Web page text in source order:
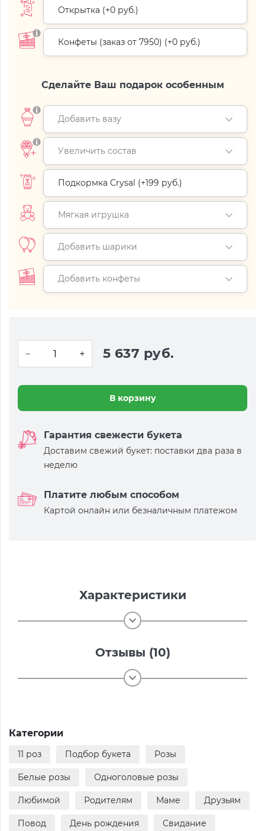
Открытка (+0 руб.)
Конфеты (заказ от 7950) (+0 руб.)
Сделайте Ваш подарок особенным
Добавить вазу
Увеличить состав
Подкормка Crysal (+199 руб.)
Мягкая игрушка
Добавить шарики
Добавить конфеты
5 637 руб.
В корзину
Гарантия свежести букета
Доставим свежий букет: поставки два раза в
неделю
Платите любым способом
Картой онлайн или безналичным платежом
Характеристики
Отзывы (10)
Категории
11 роз Подбор букета Розы
Белые розы Одноголовые розы
Любимой Родителям Маме Друзьям
Повод День рождения Свидание